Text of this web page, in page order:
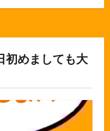
初めましても大